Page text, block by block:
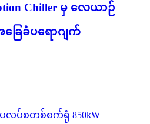
Chiller မှ လေယာဉ်
ေခံပရောဂျက်